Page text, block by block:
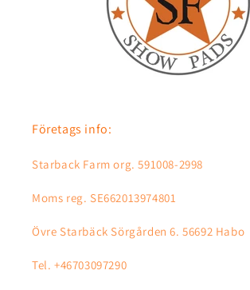
Företags info:
Starback Farm org. 591008-2998
Moms reg. SE662013974801
Övre Starbäck Sörgården 6. 56692 Habo
Tel. +46703097290